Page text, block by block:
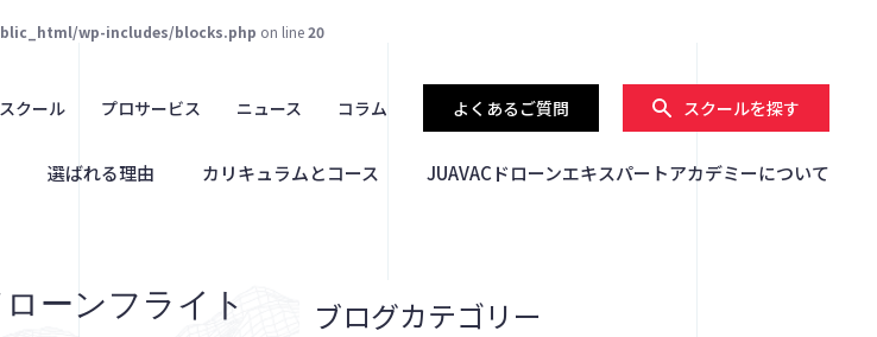
wp-includes/blocks.php on line20
クール プロサービス ニュース コラム よくあるご質問 スクールを探す
選ばれる理由 カリキュラムとコース JUAVACドローンエキスパートアカデミーについて
ローンフライト
ブログカテゴリー